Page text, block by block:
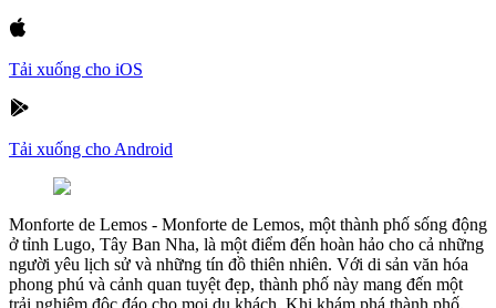
Tải xuống cho iOS
Tải xuống cho Android
Monforte de Lemos - Monforte de Lemos, một thành phố sống động
ở tỉnh Lugo, Tây Ban Nha, là một điểm đến hoàn hảo cho cả những
người yêu lịch sử và những tín đồ thiên nhiên. Với di sản văn hóa
phong phú và cảnh quan tuyệt đẹp, thành phố này mang đến một
trải nghiệm độc đáo cho mọi du khách. Khi khám phá thành phố,